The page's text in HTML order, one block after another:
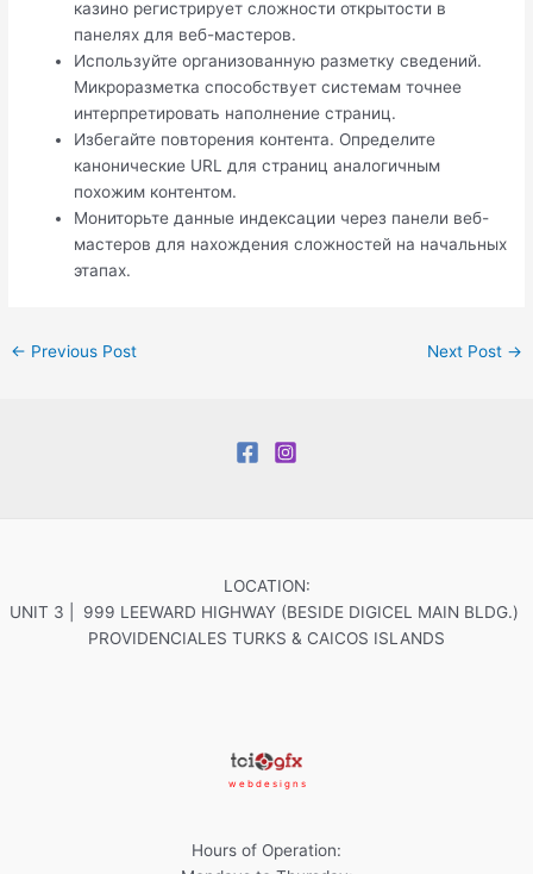
казино регистрирует сложности открытости в
панелях для веб-мастеров.
Используйте организованную разметку сведений.
Микроразметка способствует системам точнее
интерпретировать наполнение страниц.
Избегайте повторения контента. Определите
канонические URL для страниц аналогичным
похожим контентом.
Мониторьте данные индексации через панели веб-
мастеров для нахождения сложностей на начальных
этапах.
← Previous Post Next Post →
LOCATION:
UNIT 3 | 999 LEEWARD HIGHWAY (BESIDE DIGICEL MAIN BLDG.)
PROVIDENCIALES TURKS & CAICOS ISLANDS
w e b d e s i g n s
Hours of Operation: